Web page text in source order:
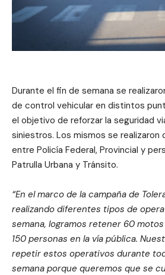
Durante el fin de semana se
de control vehicular en distintos
el objetivo de reforzar la seguridad
siniestros. Los mismos se realizaron
entre Policía Federal, Provincial y
Patrulla Urbana y Tránsito.
“En el marco de la campaña de
realizando diferentes tipos de
semana, logramos retener 60
150 personas en la vía pública.
repetir estos operativos durante
semana porque queremos que se